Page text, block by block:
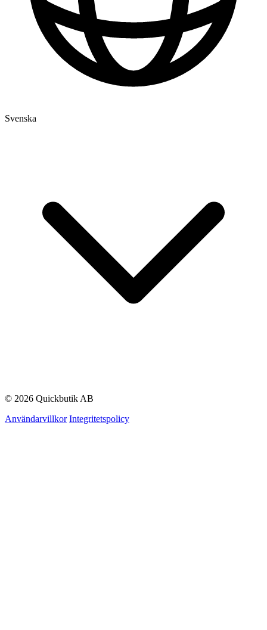
Svenska
© 2026 Quickbutik AB
Användarvillkor Integritetspolicy